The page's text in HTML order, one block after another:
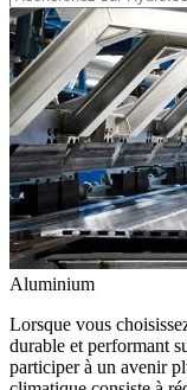
Aluminium
Lorsque vous
durable et performant
participer à un avenir